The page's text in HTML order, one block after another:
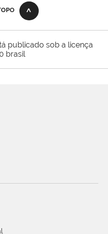
publicado sob a licença
brasil